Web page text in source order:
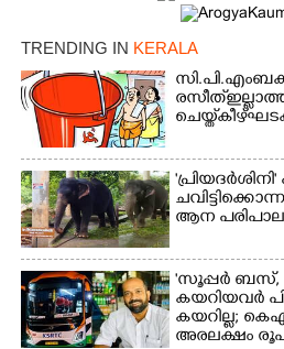
TRENDING IN KERALA
സി.പി.എം
രസീത്
ചെയ്ത്
ആന
'സൂപ്പർ ബസ്,
കയറിയവർ
കയറില്ല;
അരലക്ഷം